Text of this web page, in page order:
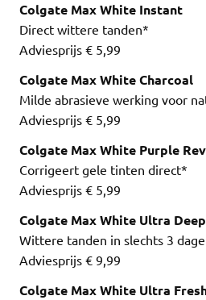
Colgate Max White Instant
Direct wittere tanden*
Adviesprijs € 5,99
Colgate Max White Charcoal
Milde abrasieve werking voor
Adviesprijs € 5,99
Colgate Max White Purple
Corrigeert gele tinten direct*
Adviesprijs € 5,99
Colgate Max White Ultra
Wittere tanden in slechts 3
Adviesprijs € 9,99
Colgate Max White Ultra